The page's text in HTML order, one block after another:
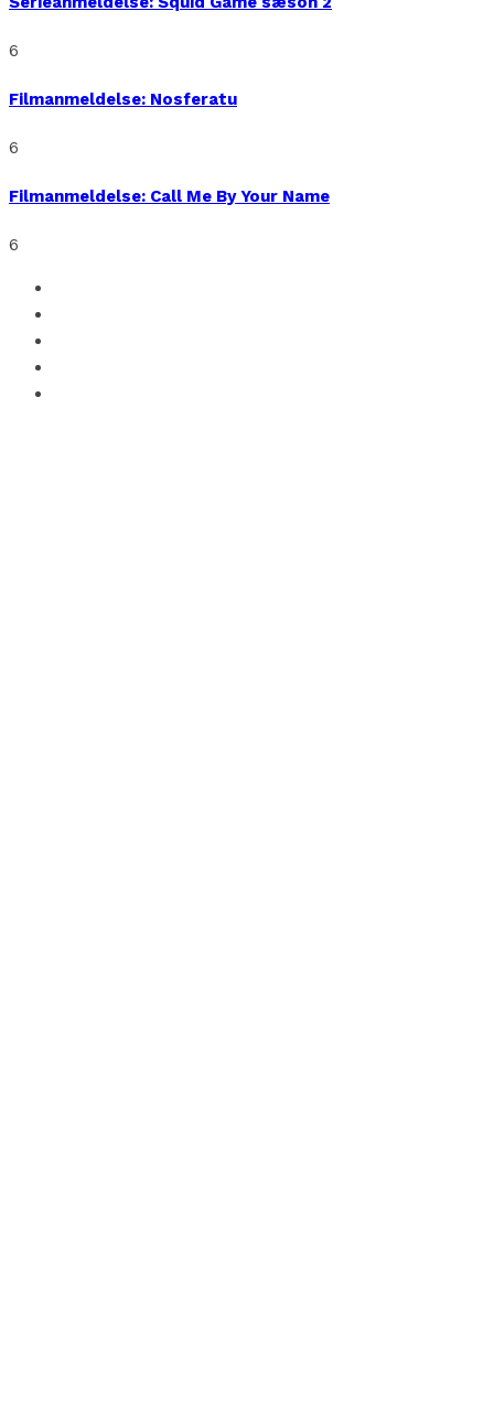
6
Filmanmeldelse: Nosferatu
6
Filmanmeldelse: Call Me By Your Name
6